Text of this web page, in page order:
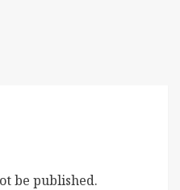
be published.